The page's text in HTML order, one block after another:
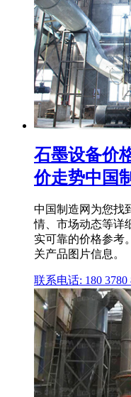
石墨设备价
价走势中国
中国制造网为您找
情、市场动态等详
实可靠的价格参考
关产品图片信息。
联系电话: 180 3780